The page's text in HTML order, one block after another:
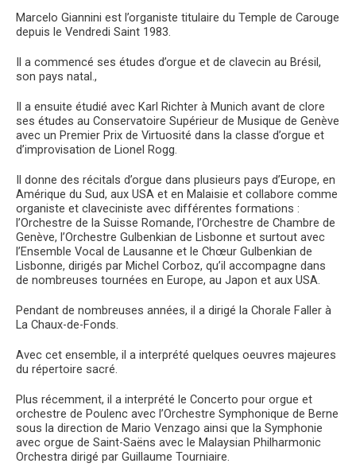
Marcelo Giannini est l’organiste titulaire du Temple de Carouge
depuis le Vendredi Saint 1983.
Il a commencé ses études d’orgue et de clavecin au Brésil,
son pays natal.,
Il a ensuite étudié avec Karl Richter à Munich avant de clore
ses études au Conservatoire Supérieur de Musique de Genève
avec un Premier Prix de Virtuosité dans la classe d’orgue et
d’improvisation de Lionel Rogg.
Il donne des récitals d’orgue dans plusieurs pays d’Europe, en
Amérique du Sud, aux USA et en Malaisie et collabore comme
organiste et claveciniste avec différentes formations :
l’Orchestre de la Suisse Romande, l’Orchestre de Chambre de
Genève, l’Orchestre Gulbenkian de Lisbonne et surtout avec
l’Ensemble Vocal de Lausanne et le Chœur Gulbenkian de
Lisbonne, dirigés par Michel Corboz, qu’il accompagne dans
de nombreuses tournées en Europe, au Japon et aux USA.
Pendant de nombreuses années, il a dirigé la Chorale Faller à
La Chaux-de-Fonds.
Avec cet ensemble, il a interprété quelques oeuvres majeures
du répertoire sacré.
Plus récemment, il a interprété le Concerto pour orgue et
orchestre de Poulenc avec l’Orchestre Symphonique de Berne
sous la direction de Mario Venzago ainsi que la Symphonie
avec orgue de Saint-Saëns avec le Malaysian Philharmonic
Orchestra dirigé par Guillaume Tourniaire.